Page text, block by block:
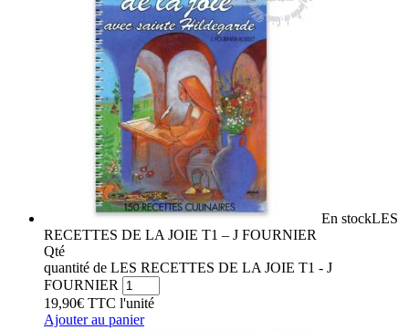
En stockLES
RECETTES DE LA JOIE T1 – J FOURNIER
Qté
quantité de LES RECETTES DE LA JOIE T1 - J
FOURNIER
19,90€ TTC l'unité
Ajouter au panier